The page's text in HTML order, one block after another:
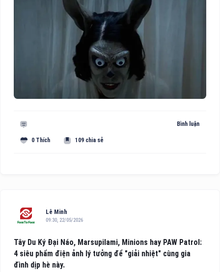
Bình luận
0 Thích 109 chia sẻ
Lê Minh
09:30, 22/05/2026
Tây Du Ký Đại Náo, Marsupilami, Minions hay PAW Patrol:
4 siêu phẩm điện ảnh lý tưởng để "giải nhiệt" cùng gia
đình dịp hè này.